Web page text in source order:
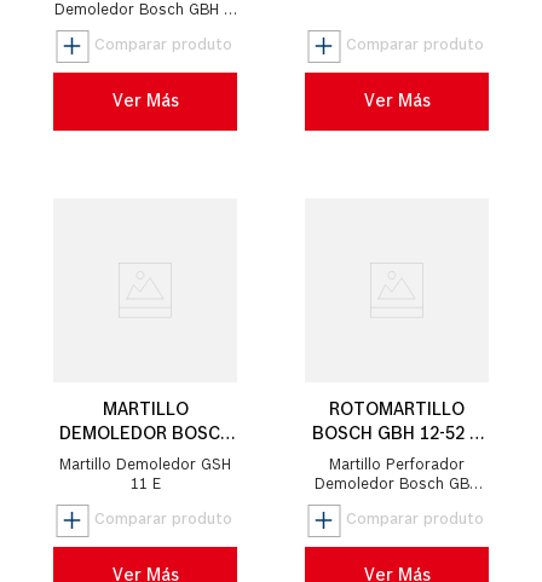
Demoledor Bosch GBH 5-
Ver Más Ver Más
MARTILLO
DEMOLEDOR BOSCH
GSH 11 E 1500W
Martillo Demoledor GSH
11 E
Ver Más
ROTOMARTILLO
BOSCH GBH 12-52 D
1700W
Martillo Perforador
Demoledor Bosch GBH
Ver Más